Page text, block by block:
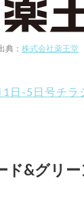
典： 株式会社薬王堂
1日-5日号チラ
ド&グリ